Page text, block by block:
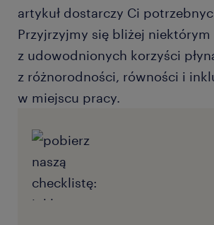
artykuł dostarczy Ci
Przyjrzyjmy się bliżej niektórym
z udowodnionych korzyści
z różnorodności, równości i
w miejscu pracy.